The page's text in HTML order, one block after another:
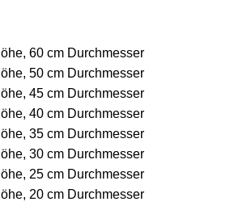
60 cm Durchmesser
50 cm Durchmesser
45 cm Durchmesser
40 cm Durchmesser
35 cm Durchmesser
30 cm Durchmesser
25 cm Durchmesser
20 cm Durchmesser